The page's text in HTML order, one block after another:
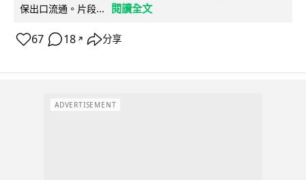
保出口流通。片段...
閱讀全文
67 18 ↗ 分享
ADVERTISEMENT